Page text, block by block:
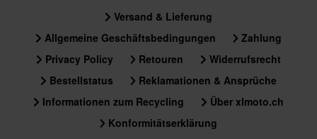
Versand & Lieferung
Allgemeine Geschäftsbedingungen
Zahlung
Privacy Policy
Retouren
Widerrufsrecht
Bestellstatus
Reklamationen & Ansprüche
Informationen zum Recycling
Über xlmoto.ch
Konformitätserklärung